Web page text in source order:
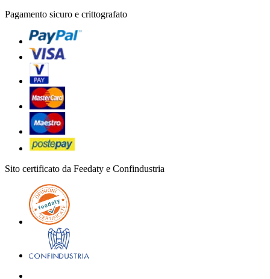
Pagamento sicuro e crittografato
Sito certificato da Feedaty e Confindustria